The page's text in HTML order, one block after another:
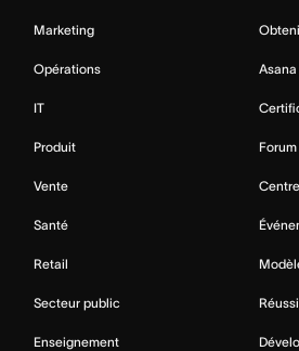
Marketing
Opérations
IT
Produit
Vente
Santé
Retail
Secteur public
Enseignement
Forum